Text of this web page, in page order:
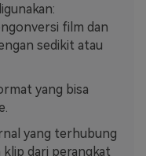
film dan
sedikit atau
yang bisa
yang terhubung
dari perangkat